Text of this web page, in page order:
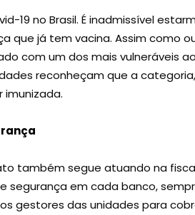
19 no Brasil. É inadmissível
que já tem vacina. Assim como
com um dos mais vulneráveis
reconheçam que a
imunizada.
também segue atuando na
em cada banco,
gestores das unidades para